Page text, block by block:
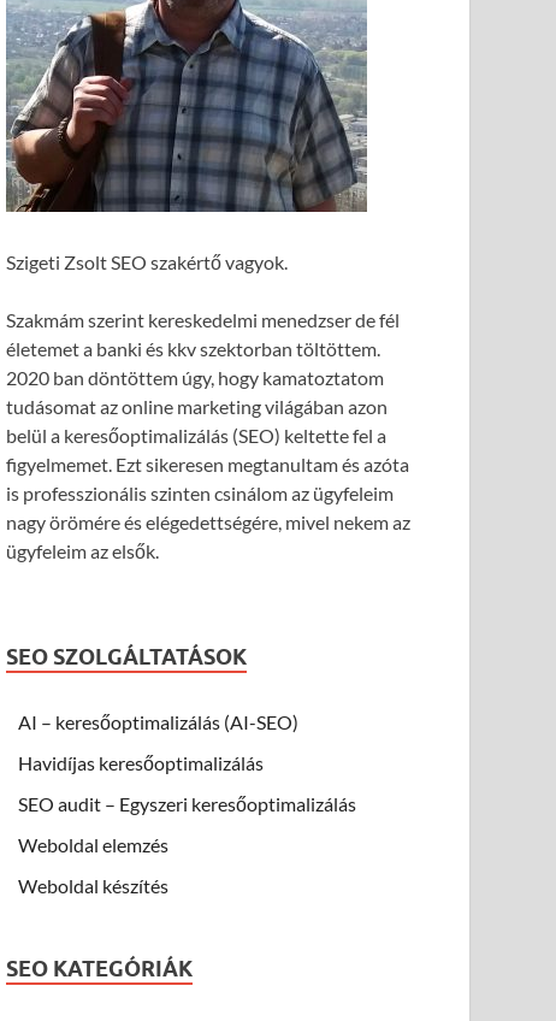
Szigeti Zsolt SEO szakértő vagyok.
Szakmám szerint kereskedelmi menedzser de fél
életemet a banki és kkv szektorban töltöttem.
2020 ban döntöttem úgy, hogy kamatoztatom
tudásomat az online marketing világában azon
belül a keresőoptimalizálás (SEO) keltette fel a
figyelmemet. Ezt sikeresen megtanultam és azóta
is professzionális szinten csinálom az ügyfeleim
nagy örömére és elégedettségére, mivel nekem az
ügyfeleim az elsők.
SEO SZOLGÁLTATÁSOK
AI – keresőoptimalizálás (AI-SEO)
Havidíjas keresőoptimalizálás
SEO audit – Egyszeri keresőoptimalizálás
Weboldal elemzés
Weboldal készítés
SEO KATEGÓRIÁK